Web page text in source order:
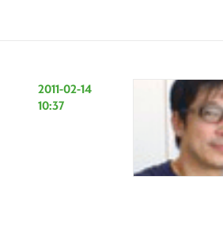
2011-02-14
10:37